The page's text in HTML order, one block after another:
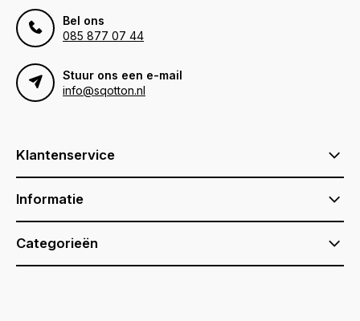
Bel ons
085 877 07 44
Stuur ons een e-mail
info@sqotton.nl
Klantenservice
Informatie
Categorieën